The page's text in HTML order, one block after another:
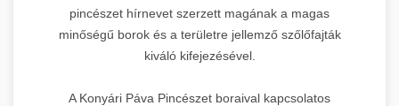
pincészet hírnevet szerzett magának a magas
minőségű borok és a területre jellemző szőlőfajták
kiváló kifejezésével.
A Konyári Páva Pincészet boraival kapcsolatos